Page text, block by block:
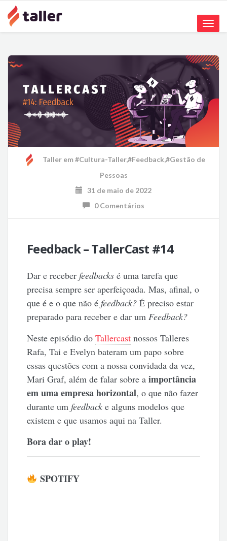
Toggle
Taller em #Cultura-Taller,#Feedback,#Gestão de
Pessoas
31 de maio de 2022
0 Comentários
Feedback – TallerCast #14
Dar e receberfeedbacks é uma tarefa que
precisa sempre ser aperfeiçoada. Mas, afinal,o
que é e o que não éfeedback? É preciso estar
preparado para receber e dar um Feedback?
Neste episódio doTallercast nossos Talleres
Rafa, Tai e Evelyn bateram um papo sobre
essas questões com a nossa convidada da vez,
Mari Graf, além de falar sobre aimportância
em uma empresa horizontal, o que não fazer
durante umfeedback e alguns modelos que
existem e que usamos aqui na Taller.
Bora dar o play!
SPOTIFY